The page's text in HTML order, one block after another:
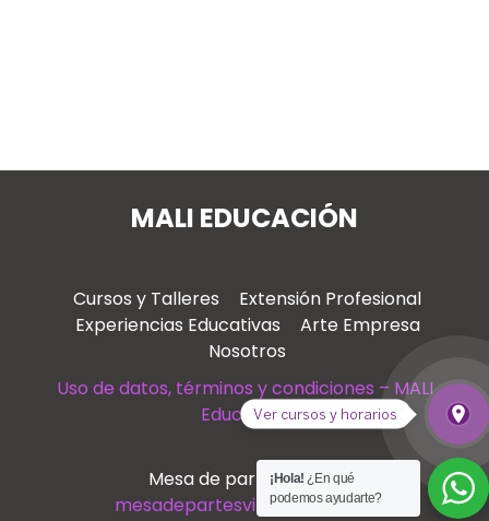
MALI EDUCACIÓN
Cursos y Talleres
Extensión Profesional
Experiencias Educativas
Arte Empresa
Nosotros
Uso de datos, términos y condiciones – MALI
Educación
Mesa de partes virtual
mesadepartesvirtual@mali.pe
¡Hola! ¿En qué
podemos ayudarte?
Ver
place
Ver cursos y horarios